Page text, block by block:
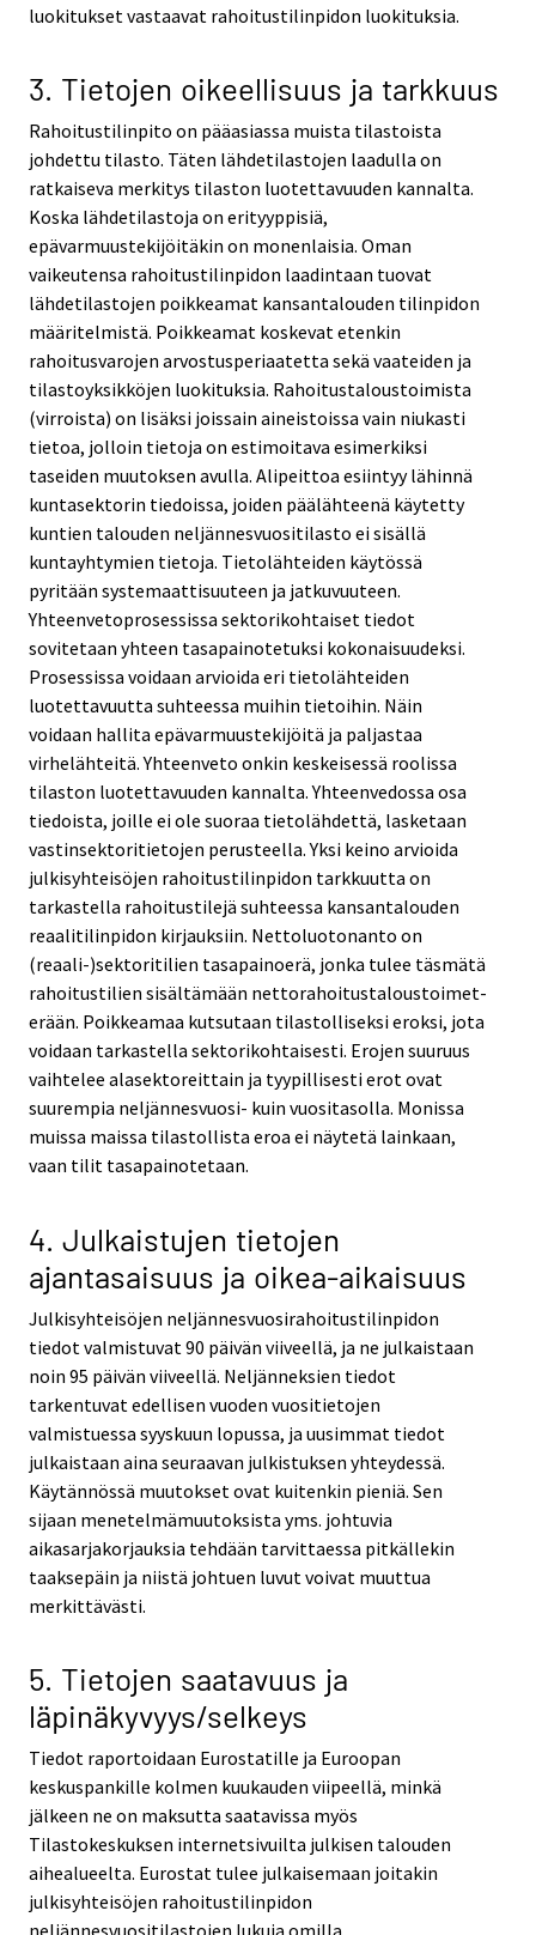
luokitukset vastaavat rahoitustilinpidon luokituksia.
3. Tietojen oikeellisuus ja tarkkuus
Rahoitustilinpito on pääasiassa muista tilastoista
johdettu tilasto. Täten lähdetilastojen laadulla on
ratkaiseva merkitys tilaston luotettavuuden kannalta.
Koska lähdetilastoja on erityyppisiä,
epävarmuustekijöitäkin on monenlaisia. Oman
vaikeutensa rahoitustilinpidon laadintaan tuovat
lähdetilastojen poikkeamat kansantalouden tilinpidon
määritelmistä. Poikkeamat koskevat etenkin
rahoitusvarojen arvostusperiaatetta sekä vaateiden ja
tilastoyksikköjen luokituksia. Rahoitustaloustoimista
(virroista) on lisäksi joissain aineistoissa vain niukasti
tietoa, jolloin tietoja on estimoitava esimerkiksi
taseiden muutoksen avulla. Alipeittoa esiintyy lähinnä
kuntasektorin tiedoissa, joiden päälähteenä käytetty
kuntien talouden neljännesvuositilasto ei sisällä
kuntayhtymien tietoja. Tietolähteiden käytössä
pyritään systemaattisuuteen ja jatkuvuuteen.
Yhteenvetoprosessissa sektorikohtaiset tiedot
sovitetaan yhteen tasapainotetuksi kokonaisuudeksi.
Prosessissa voidaan arvioida eri tietolähteiden
luotettavuutta suhteessa muihin tietoihin. Näin
voidaan hallita epävarmuustekijöitä ja paljastaa
virhelähteitä. Yhteenveto onkin keskeisessä roolissa
tilaston luotettavuuden kannalta. Yhteenvedossa osa
tiedoista, joille ei ole suoraa tietolähdettä, lasketaan
vastinsektoritietojen perusteella. Yksi keino arvioida
julkisyhteisöjen rahoitustilinpidon tarkkuutta on
tarkastella rahoitustilejä suhteessa kansantalouden
reaalitilinpidon kirjauksiin. Nettoluotonanto on
(reaali-)sektoritilien tasapainoerä, jonka tulee täsmätä
rahoitustilien sisältämään nettorahoitustaloustoimet-
erään. Poikkeamaa kutsutaan tilastolliseksi eroksi, jota
voidaan tarkastella sektorikohtaisesti. Erojen suuruus
vaihtelee alasektoreittain ja tyypillisesti erot ovat
suurempia neljännesvuosi- kuin vuositasolla. Monissa
muissa maissa tilastollista eroa ei näytetä lainkaan,
vaan tilit tasapainotetaan.
4. Julkaistujen tietojen
ajantasaisuus ja oikea-aikaisuus
Julkisyhteisöjen neljännesvuosirahoitustilinpidon
tiedot valmistuvat 90 päivän viiveellä, ja ne julkaistaan
noin 95 päivän viiveellä. Neljänneksien tiedot
tarkentuvat edellisen vuoden vuositietojen
valmistuessa syyskuun lopussa, ja uusimmat tiedot
julkaistaan aina seuraavan julkistuksen yhteydessä.
Käytännössä muutokset ovat kuitenkin pieniä. Sen
sijaan menetelmämuutoksista yms. johtuvia
aikasarjakorjauksia tehdään tarvittaessa pitkällekin
taaksepäin ja niistä johtuen luvut voivat muuttua
merkittävästi.
5. Tietojen saatavuus ja
läpinäkyvyys/selkeys
Tiedot raportoidaan Eurostatille ja Euroopan
keskuspankille kolmen kuukauden viipeellä, minkä
jälkeen ne on maksutta saatavissa myös
Tilastokeskuksen internetsivuilta julkisen talouden
aihealueelta. Eurostat tulee julkaisemaan joitakin
julkisyhteisöjen rahoitustilinpidon